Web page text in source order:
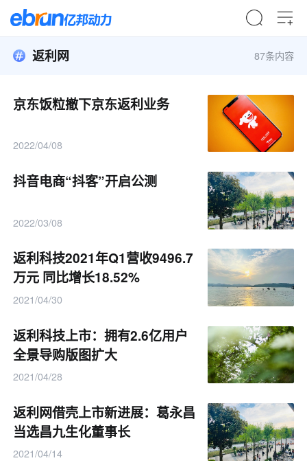
返利网 87条内容
京东饭粒撤下京东返利业务
2022/04/08
抖音电商“抖客”开启公测
2022/03/08
返利科技2021年Q1营收9496.7
万元 同比增长18.52%
2021/04/30
返利科技上市：拥有2.6亿用户
全景导购版图扩大
2021/04/28
返利网借壳上市新进展：葛永昌
当选昌九生化董事长
2021/04/14